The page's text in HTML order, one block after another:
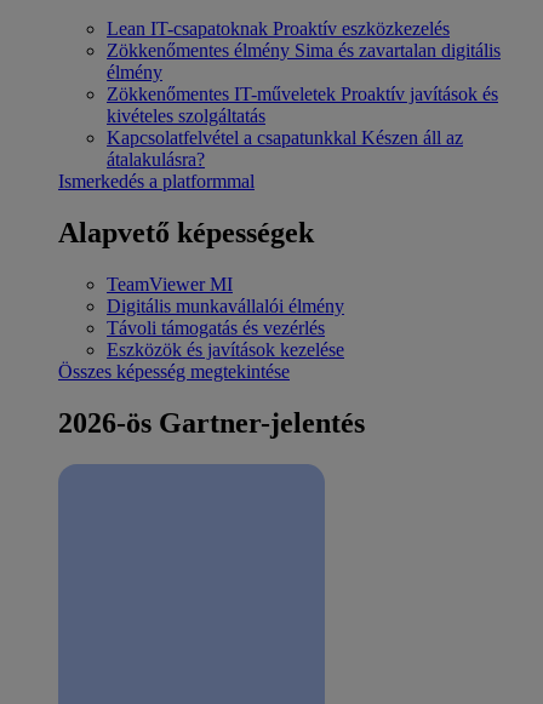
Lean IT-csapatoknak Proaktív eszközkezelés
Zökkenőmentes élmény Sima és zavartalan digitális
élmény
Zökkenőmentes IT-műveletek Proaktív javítások és
kivételes szolgáltatás
Kapcsolatfelvétel a csapatunkkal Készen áll az
átalakulásra?
Ismerkedés a platformmal
Alapvető képességek
TeamViewer MI
Digitális munkavállalói élmény
Távoli támogatás és vezérlés
Eszközök és javítások kezelése
Összes képesség megtekintése
2026-ös Gartner-jelentés